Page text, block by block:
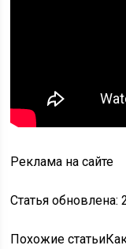
Реклама на сайте
Статья обновлена:
Похожие